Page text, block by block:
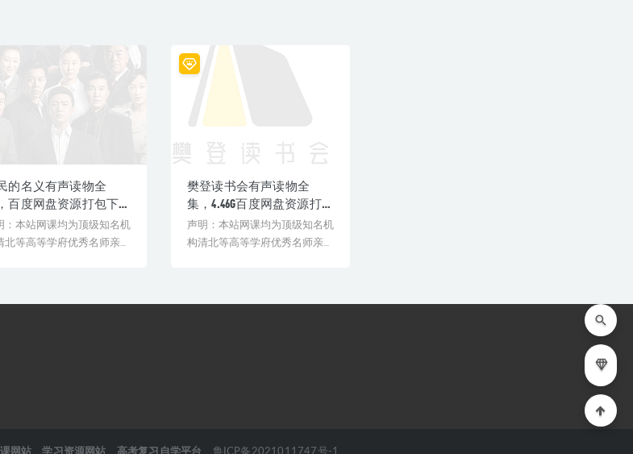
的名义有声读物全
百度网盘资源打包下
：本站网课均为顶级知名机
北等高等学府优秀名师亲授
樊登读书会有声读物全
集，4.46G百度网盘资源打包
下载
声明：本站网课均为顶级知名机
构清北等高等学府优秀名师亲授